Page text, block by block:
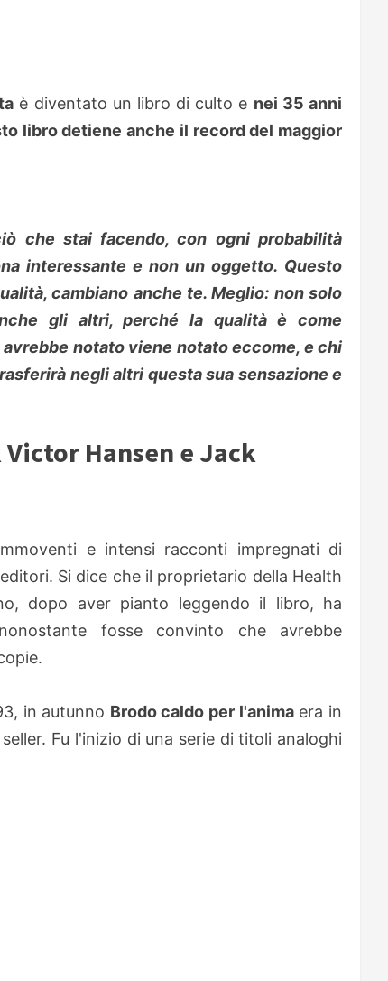
è diventato un libro di culto e nei 35 anni
libro detiene anche il record del maggior
che stai facendo, con ogni probabilità
interessante e non un oggetto. Questo
cambiano anche te. Meglio: non solo
gli altri, perché la qualità è come
notato viene notato eccome, e chi
negli altri questa sua sensazione e
Hansen e Jack
e intensi racconti impregnati di
Si dice che il proprietario della Health
dopo aver pianto leggendo il libro, ha
fosse convinto che avrebbe
in autunno Brodo caldo per l'animaera in
Fu l'inizio di una serie di titoli analoghi